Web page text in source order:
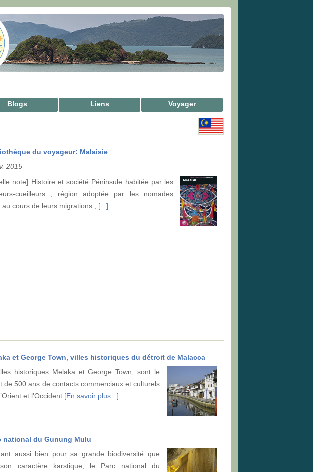
Blogs Liens Voyager
du voyageur: Malaisie
2015
note] Histoire et société Péninsule habitée par les
cueilleurs ; région adoptée par les nomades
au cours de leurs migrations ; [...]
et George Town, villes historiques du détroit de Malacca
historiques Melaka et George Town, sont le
de 500 ans de contacts commerciaux et culturels
et l’Occident [En savoir plus...]
national du Gunung Mulu
aussi bien pour sa grande biodiversité que
caractère karstique, le Parc national du